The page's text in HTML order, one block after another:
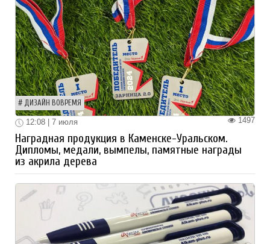
ДИЗАЙН ВОВРЕМЯ
1497
12:08 | 7 июля
Наградная продукция в Каменске-Уральском.
Дипломы, медали, вымпелы, памятные награды
из акрила дерева